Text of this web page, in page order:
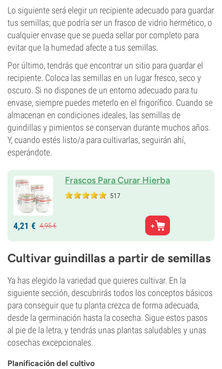
Lo siguiente será elegir un recipiente adecuado para guardar
tus semillas; que podría ser un frasco de vidrio hermético, o
cualquier envase que se pueda sellar por completo para
evitar que la humedad afecte a tus semillas.
Por último, tendrás que encontrar un sitio para guardar el
recipiente. Coloca las semillas en un lugar fresco, seco y
oscuro. Si no dispones de un entorno adecuado para tu
envase, siempre puedes meterlo en el frigorífico. Cuando se
almacenan en condiciones ideales, las semillas de
guindillas y pimientos se conservan durante muchos años.
Y, cuando estés listo/a para cultivarlas, seguirán ahí,
esperándote.
Frascos Para Curar Hierba
517
4,21 € 4,95€
Cultivar guindillas a partir de semillas
Ya has elegido la variedad que quieres cultivar. En la
siguiente sección, descubrirás todos los conceptos básicos
para conseguir que tu planta crezca de forma adecuada,
desde la germinación hasta la cosecha. Sigue estos pasos
al pie de la letra, y tendrás unas plantas saludables y unas
cosechas excepcionales.
Planificación del cultivo